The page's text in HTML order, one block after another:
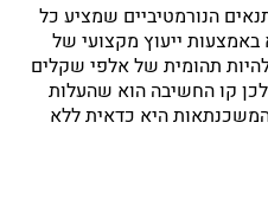
הנורמטיביים שמציע כל
ייעוץ מקצועי של
תהומית של אלפי שקלים
קו החשיבה הוא שהעלות
היא כדאית ללא